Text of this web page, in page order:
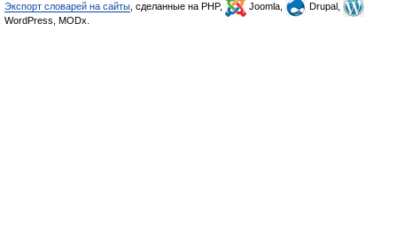
Экспорт словарей на сайты , сделанные на PHP, Joomla,
Drupal,
WordPress, MODx.